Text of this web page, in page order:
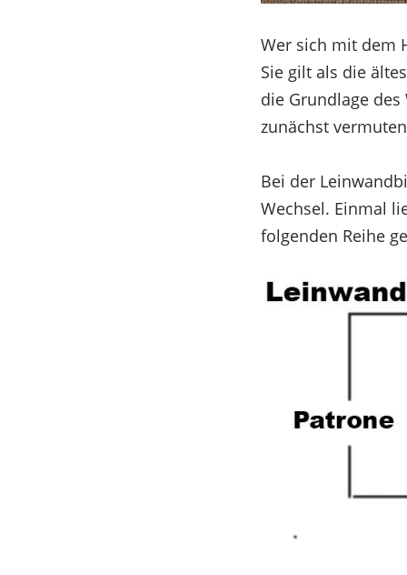
Wer sich mit dem
Sie gilt als die
die Grundlage
zunächst
Bei der
Wechsel. Einmal
folgenden Reihe